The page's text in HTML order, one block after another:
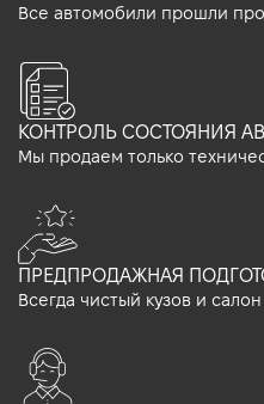
Все автомобили прошли
КОНТРОЛЬ СОСТОЯНИЯ
Мы продаем только
ПРЕДПРОДАЖНАЯ
Всегда чистый кузов и салон